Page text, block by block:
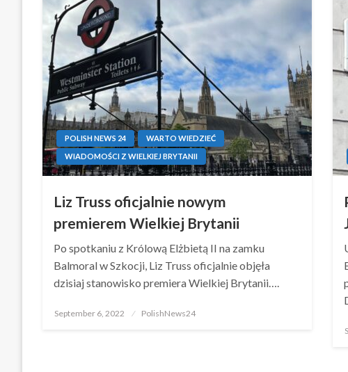
POLISH NEWS 24
WARTO WIEDZIEĆ
WIADOMOŚCI Z WIELKIEJ BRYTANII
Liz Truss oficjalnie nowym
premierem Wielkiej Brytanii
Po spotkaniu z Królową Elżbietą II na zamku
Balmoral w Szkocji, Liz Truss oficjalnie objęła
dzisiaj stanowisko premiera Wielkiej Brytanii….
Posted
September 6, 2022 PolishNews24